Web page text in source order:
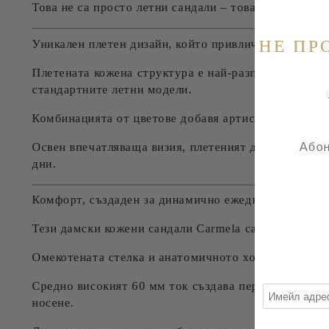
Това не са просто летни сандали – това е statement
Уникален плетен дизайн, който привлича внимание
Плетената кожена структура е най-
стандартните летни модели.
Комбинацията от цветове добавя артистичен
Освен впечатляваща визия, плетеният дизайн има
дни.
Комфорт, създаден за динамично ежедневие
Тези дамски кожени сандали Carmela са
Омекотената стелка и анатомичното ходило
Средно високият 60 мм ток създава перфектния
носене.
НE